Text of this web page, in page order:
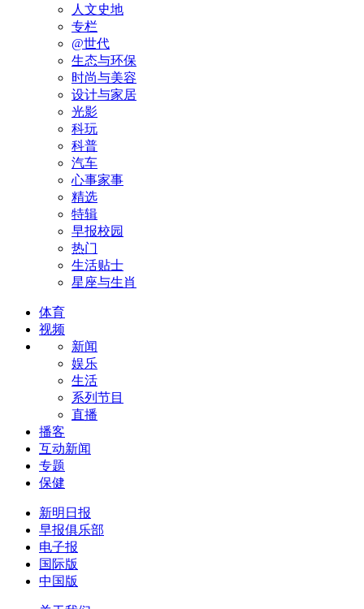
人文史地
专栏
@世代
生态与环保
时尚与美容
设计与家居
光影
科玩
科普
汽车
心事家事
精选
特辑
早报校园
热门
生活贴士
星座与生肖
体育
视频
新闻
娱乐
生活
系列节目
直播
播客
互动新闻
专题
保健
新明日报
早报俱乐部
电子报
国际版
中国版